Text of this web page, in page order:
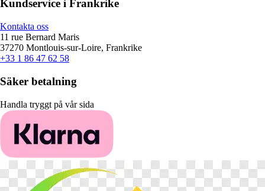
Kundservice i Frankrike
Kontakta oss
11 rue Bernard Maris
37270 Montlouis-sur-Loire, Frankrike
+33 1 86 47 62 58
Säker betalning
Handla tryggt på vår sida